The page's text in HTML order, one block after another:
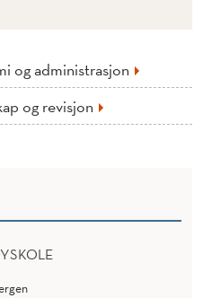
og administrasjon
og revisjon